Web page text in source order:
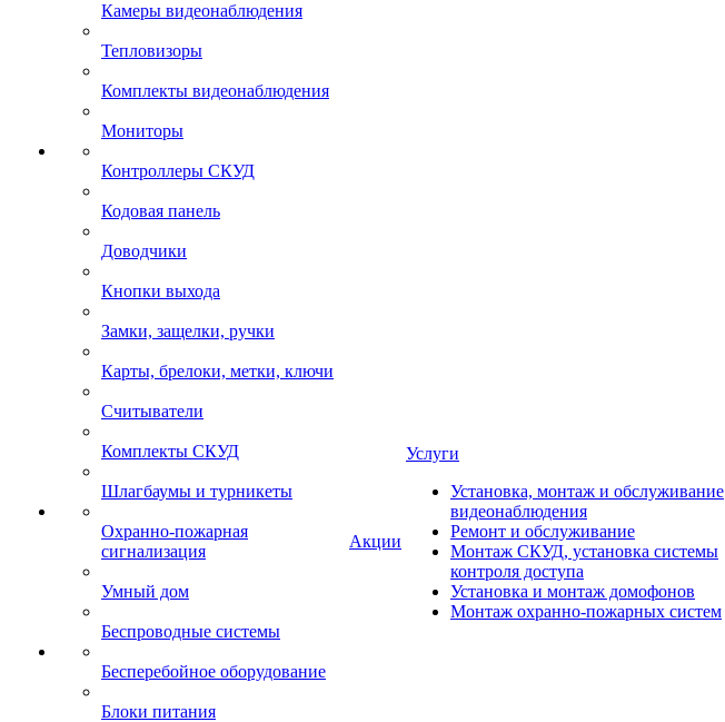
Камеры видеонаблюдения
Тепловизоры
Комплекты видеонаблюдения
Мониторы
Контроллеры СКУД
Кодовая панель
Доводчики
Кнопки выхода
Замки, защелки, ручки
Карты, брелоки, метки, ключи
Считыватели
Комплекты СКУД
Шлагбаумы и турникеты
Охранно-пожарная
сигнализация
Умный дом
Беспроводные системы
Бесперебойное оборудование
Блоки питания
Акции
Услуги
Установка, монтаж и обслуживание
видеонаблюдения
Ремонт и обслуживание
Монтаж СКУД, установка системы
контроля доступа
Установка и монтаж домофонов
Монтаж охранно-пожарных систем